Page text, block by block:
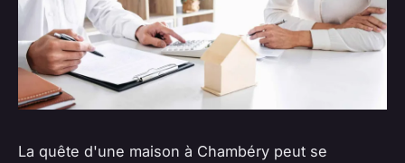
La quête d'une maison à Chambéry peut se